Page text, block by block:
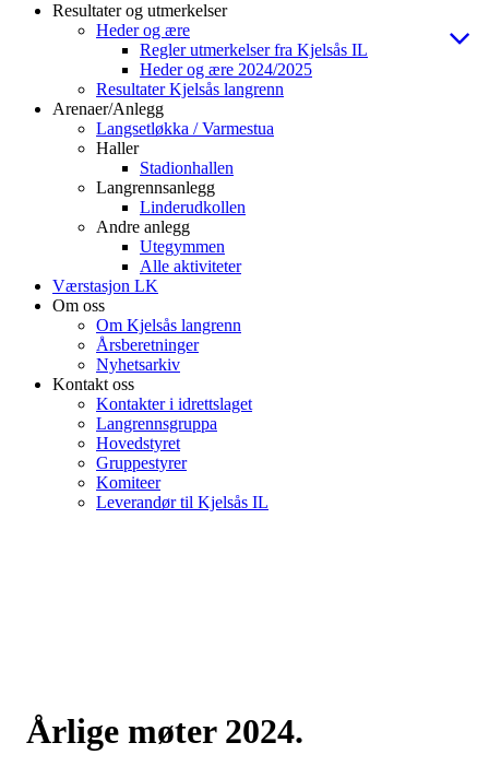
Resultater og utmerkelser
Heder og ære
Regler utmerkelser fra Kjelsås IL
Heder og ære 2024/2025
Resultater Kjelsås langrenn
Arenaer/Anlegg
Langsetløkka / Varmestua
Haller
Stadionhallen
Langrennsanlegg
Linderudkollen
Andre anlegg
Utegymmen
Alle aktiviteter
Værstasjon LK
Om oss
Om Kjelsås langrenn
Årsberetninger
Nyhetsarkiv
Kontakt oss
Kontakter i idrettslaget
Langrennsgruppa
Hovedstyret
Gruppestyrer
Komiteer
Leverandør til Kjelsås IL
Årlige møter 2024.